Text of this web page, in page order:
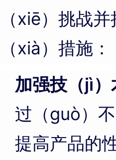
（xiē）挑战
（xià）措施：
加强技（jì
过（guò）
提高产品的